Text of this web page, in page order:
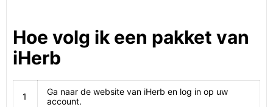
Hoe volg ik een pakket van
iHerb
1
Ga naar de website van iHerb en log in op uw
account.